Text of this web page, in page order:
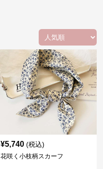
¥5,740 (税込)
花咲く小枝柄スカーフ